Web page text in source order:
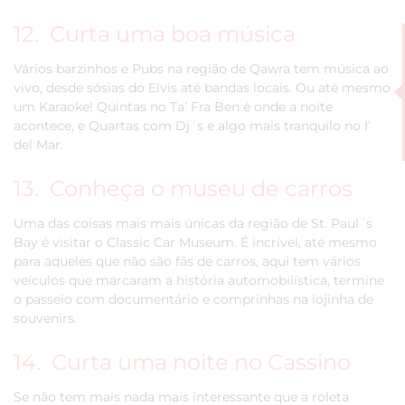
12. Curta uma boa música
Vários barzinhos e Pubs na região de Qawra tem música ao
vivo, desde sósias do Elvis até bandas locais. Ou até mesmo
um Karaoke! Quintas no Ta’ Fra Ben é onde a noite
acontece, e Quartas com Dj´s e algo mais tranquilo no I’
del Mar.
13. Conheça o museu de carros
Uma das coisas mais mais únicas da região de St. Paul´s
Bay é visitar o Classic Car Museum. É incrível, até mesmo
para aqueles que não são fãs de carros, aqui tem vários
veículos que marcaram a história automobilística, termine
o passeio com documentário e comprinhas na lojinha de
souvenirs.
14. Curta uma noite no Cassino
Se não tem mais nada mais interessante que a roleta